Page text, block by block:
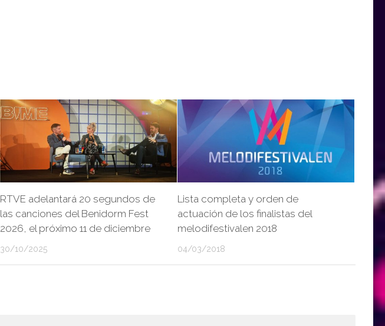
RTVE adelantará 20 segundos de
las canciones del Benidorm Fest
2026, el próximo 11 de diciembre
30/10/2025
Lista completa y orden de
actuación de los finalistas del
melodifestivalen 2018
04/03/2018